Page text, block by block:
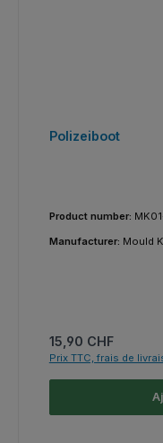
Polizeiboot
Product number:
Manufacturer: Mould
Prix régulier :
15,90 CHF
Prix TTC, frais de